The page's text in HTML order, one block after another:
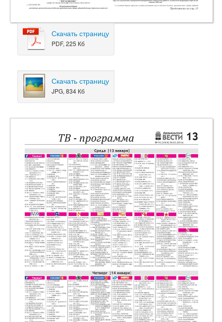
Скачать страницу
PDF, 225 Кб
Скачать страницу
JPG, 834 Кб